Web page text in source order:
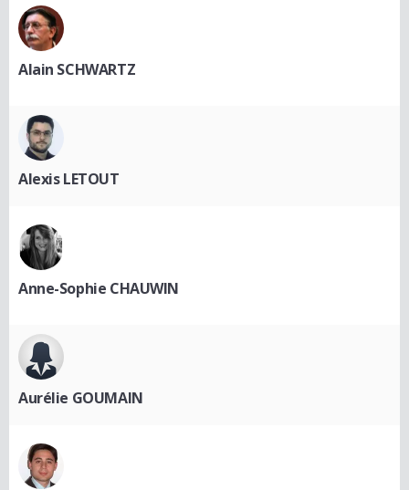
Alain SCHWARTZ
Alexis LETOUT
Anne-Sophie CHAUWIN
Aurélie GOUMAIN